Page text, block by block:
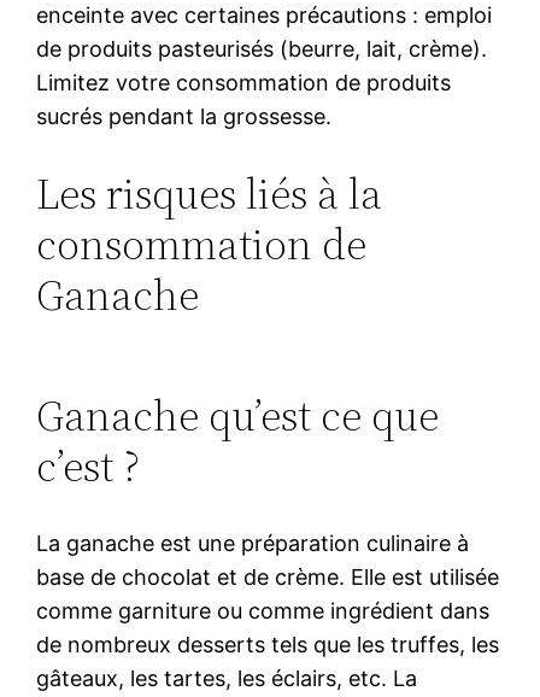
enceinte avec certaines précautions : emploi
de produits pasteurisés (beurre, lait, crème).
Limitez votre consommation de produits
sucrés pendant la grossesse.
Les risques liés à la
consommation de
Ganache
Ganache qu’est ce que
c’est ?
La ganache est une préparation culinaire à
base de chocolat et de crème. Elle est utilisée
comme garniture ou comme ingrédient dans
de nombreux desserts tels que les truffes, les
gâteaux, les tartes, les éclairs, etc. La